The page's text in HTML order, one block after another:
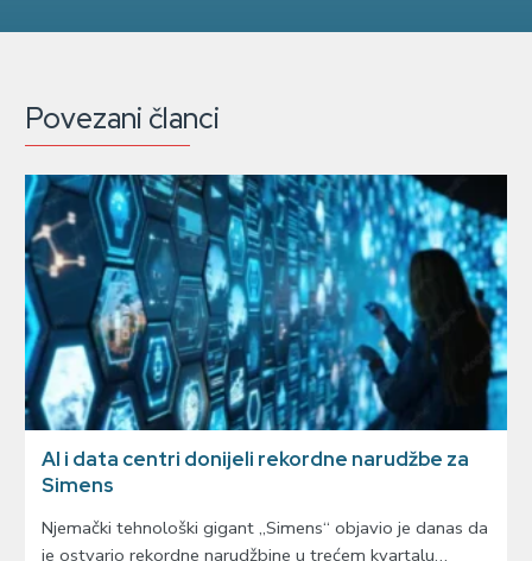
Povezani članci
AI i data centri donijeli rekordne narudžbe za
Simens
Njemački tehnološki gigant „Simens“ objavio je danas da
je ostvario rekordne narudžbine u trećem kvartalu…